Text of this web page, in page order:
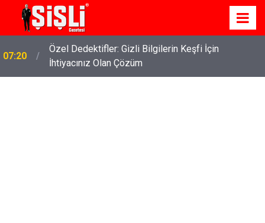
07:20
Özel Dedektifler: Gizli Bilgilerin Keşfi İçin
İhtiyacınız Olan Çözüm
07:15
İskele'de Kiralık Daire Seçenekleriyle Konforlu Bir
Yaşam